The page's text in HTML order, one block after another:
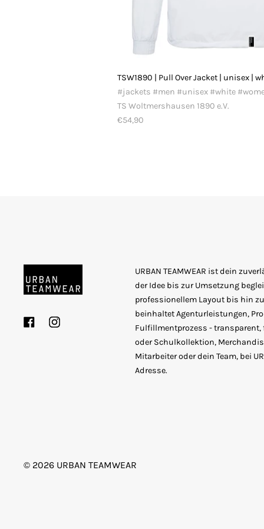
TSW1890 | Pull Over Jacket | unisex |
#jackets #men #unisex #white
TS Woltmershausen 1890 e.V.
€54,90
FacebookInstagram
URBAN TEAMWEAR ist dein
der Idee bis zur Umsetzung
professionellem Layout bis hin
beinhaltet Agenturleistungen,
Fulfillmentprozess - transparent,
oder Schulkollektion,
Mitarbeiter oder dein Team, bei
Adresse.
© 2026 URBAN TEAMWEAR